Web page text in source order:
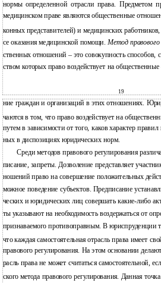
нормы определенной отрасли права. Предметом
медицинском праве являются общественные
конных представителей) и медицинских
се оказания медицинской помощи.Метод правового
ственных отношений – это совокупность способов,
ством которых право воздействует на
19
ние граждан и организаций в этих отношениях.
чаются в том, что право воздействует на
путем в зависимости от того, каков характер
ных в диспозициях юридических норм.
Среди методов правового регулирования
писание, запреты. Дозволение представляет
ношений право на совершение положительных
можное поведение субъектов. Предписание
ческих и юридических лиц совершать какие-либо
ты указывают на необходимость воздержаться от
признаваемого противоправным. В юриспруденции
что каждая самостоятельная отрасль права имеет
правового регулирования. На этом основании
расль права не может считаться самостоятельной,
ского метода правового регулирования. Данная